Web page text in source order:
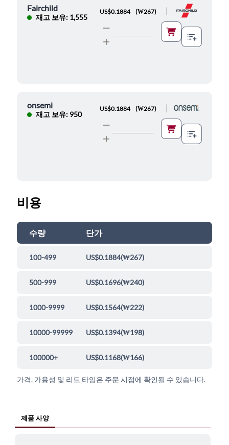
Fairchild
재고 보유: 1,555
US$0.1884 (₩267)
onsemi
재고 보유: 950
US$0.1884 (₩267)
비용
수량 단가
100-499 US$0.1884(₩267)
500-999 US$0.1696(₩240)
1000-9999 US$0.1564(₩222)
10000-99999 US$0.1394(₩198)
100000+ US$0.1168(₩166)
가격, 가용성 및 리드 타임은 주문 시점에 확인될 수 있습니다.
제품 사양